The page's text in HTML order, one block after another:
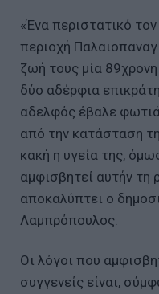
«Ένα περιστατικό
περιοχή
ζωή τους μία
δύο αδέρφια
αδελφός έβαλε
από την κατάσταση
κακή η υγεία της,
αμφισβητεί αυτήν τη
αποκαλύπτει ο
Λαμπρόπουλος.
Οι λόγοι που
συγγενείς είναι,